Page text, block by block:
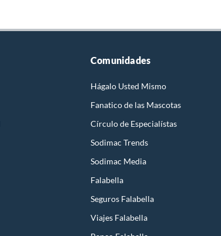
Comunidades
Hágalo Usted Mismo
Fanatico de las Mascotas
Círculo de Especialístas
Sodimac Trends
Sodimac Media
Falabella
Seguros Falabella
Viajes Falabella